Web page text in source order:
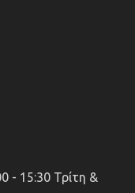
- 15:30 Τρίτη &